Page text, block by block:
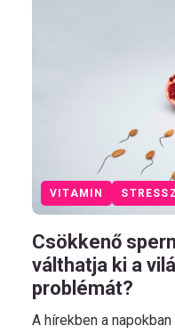
VITAMIN STRESSZ
Csökkenő
válthatja ki a
problémát?
A hírekben a